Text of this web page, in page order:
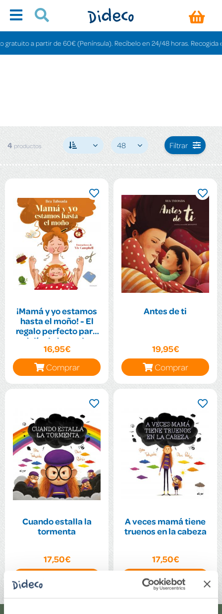
a partir de 60€ (Península). Recíbelo en 24/48 horas. Recogida en
4productos 48 Filtrar
¡Mamá y yo estamos
hasta el moño! - El
regalo perfecto para
el día de la madre
16,95€
Comprar
Antes de ti
19,95€
Comprar
Cuando estalla la
tormenta
17,50€
A veces mamá tiene
truenos en la cabeza
17,50€
Comprar